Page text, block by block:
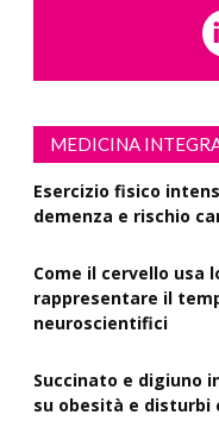
MEDICINA
Esercizio fisico
demenza e rischio
Come il cervello usa
rappresentare il
neuroscientifici
Succinato e digiuno
su obesità e disturbi